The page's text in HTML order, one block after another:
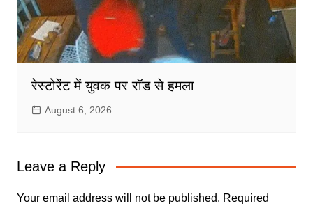
रेस्टोरेंट में युवक पर रॉड से हमला
August 6, 2026
Leave a Reply
Your email address will not be published. Required